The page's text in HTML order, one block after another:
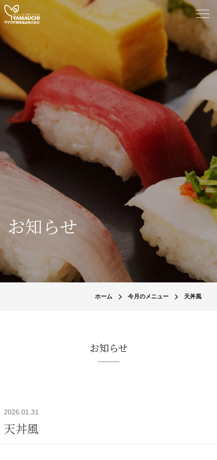
お知らせ
ホーム 今月のメニュー 天丼風
お知らせ
2026.01.31
天丼風